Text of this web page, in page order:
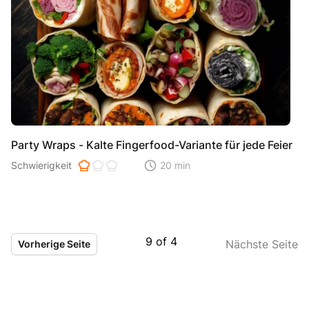
Party Wraps - Kalte Fingerfood-Variante für jede Feier
Schwierigkeit der Zubereitung. 1 ist einfach 2 ist mittel 3 ist
Schwierigkeit Zeitaufwand der der Zubereitung.
20 min
Vorherige Seite 9 of 4 Nächste Seite